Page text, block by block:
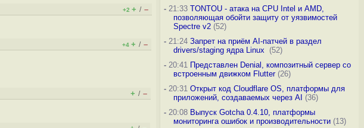
+2 + / –
+4 + / –
+ / –
-21:33 TONTOU - атака на CPU Intel и AMD,
позволяющая обойти защиту от уязвимостей
Spectre v2(52)
-21:24 Запрет на приём AI-патчей в раздел
drivers/staging ядра Linux
(52)
-20:41 Представлен Denial, композитный сервер со
встроенным движком Flutter(26)
-20:31 Открыт код Cloudflare OS, платформы для
приложений, создаваемых через AI (36)
-20:08 Выпуск Gotcha 0.4.10, платформы
мониторинга ошибок и производительности(13)